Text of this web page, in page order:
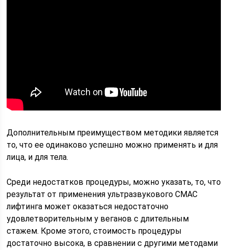
Дополнительным преимуществом методики является
то, что ее одинаково успешно можно применять и для
лица, и для тела.
Среди недостатков процедуры, можно указать, то, что
результат от применения ультразвукового СМАС
лифтинга может оказаться недостаточно
удовлетворительным у веганов с длительным
стажем. Кроме этого, стоимость процедуры
достаточно высока, в сравнении с другими методами